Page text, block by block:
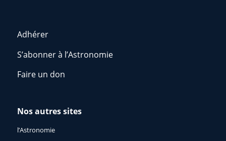
Adhérer
S’abonner à l’Astronomie
Faire un don
Nos autres sites
l’Astronomie